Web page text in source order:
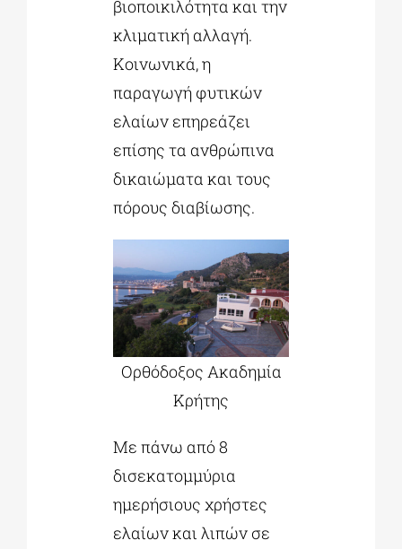
βιοποικιλότητα και την
κλιματική αλλαγή.
Κοινωνικά, η
παραγωγή φυτικών
ελαίων επηρεάζει
επίσης τα ανθρώπινα
δικαιώματα και τους
πόρους διαβίωσης.
Ορθόδοξος Ακαδημία
Κρήτης
Με πάνω από 8
δισεκατομμύρια
ημερήσιους χρήστες
ελαίων και λιπών σε